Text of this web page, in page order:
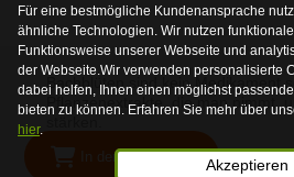
In den Warenkorb
Bachblüten sind kein Medikament
Pflanzenextrakte, die man nimmt,
© 2026 Mariepure - Webdesign
Für eine bestmögliche Kundenansprache
ähnliche Technologien. Wir nutzen
Funktionsweise unserer Webseite und
der Webseite.Wir verwenden personalisierte
dabei helfen, Ihnen einen möglichst
bieten zu können. Erfahren Sie mehr über
hier.
Akzeptieren